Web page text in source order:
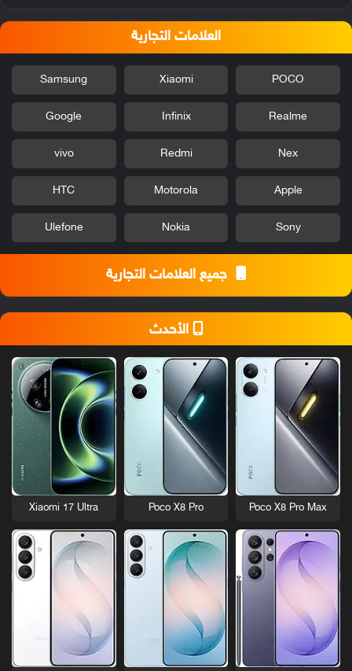
العلامات التجارية
POCO
Xiaomi
Samsung
Realme
Infinix
Google
Nex
Redmi
vivo
Apple
Motorola
HTC
Sony
Nokia
Ulefone
جميع العلامات التجارية
الأحدث
Poco X8 Pro Max
Poco X8 Pro
Xiaomi 17 Ultra